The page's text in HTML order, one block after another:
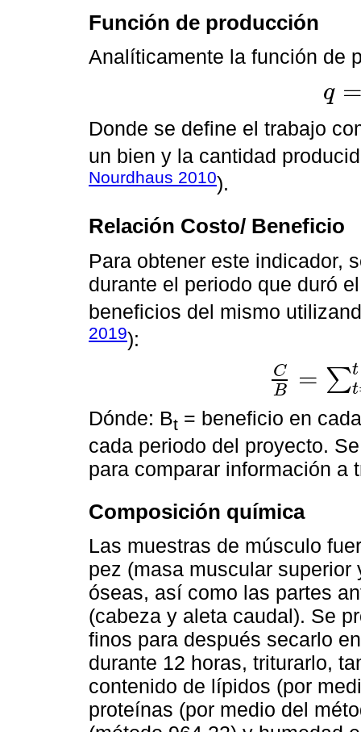
Función de producción
Analíticamente la función de
q
q= (L,
Donde se define el trabajo
un bien y la cantidad
Nourdhaus 2010).
Relación Costo/ Beneficio
Para obtener este indicador,
durante el periodo que duró
beneficios del mismo
2019):
C
B
= ∑t
t
CB= t=1t ∑ =1t
Dónde: Bt = beneficio en
cada periodo del proyecto.
para comparar información a
Composición química
Las muestras de músculo
pez (masa muscular
óseas, así como las partes
(cabeza y aleta caudal). Se
finos para después secarlo
durante 12 horas, triturarlo,
contenido de lípidos (por
proteínas (por medio del